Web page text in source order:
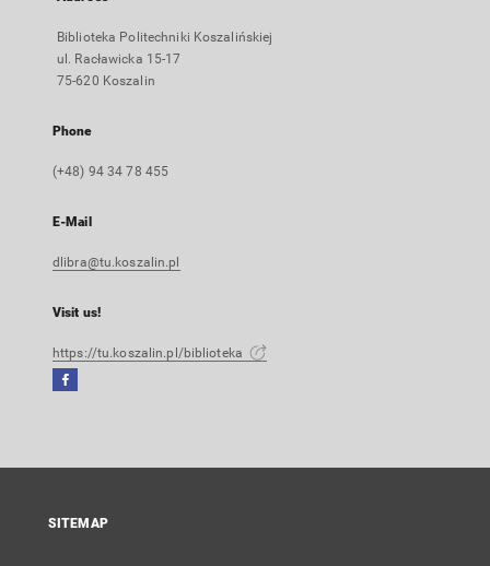
Biblioteka Politechniki Koszalińskiej
ul. Racławicka 15-17
75-620 Koszalin
Phone
(+48) 94 34 78 455
E-Mail
dlibra@tu.koszalin.pl
Visit us!
https://tu.koszalin.pl/biblioteka
Facebook
open
new
SITEMAP